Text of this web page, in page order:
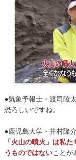
●気象予報士・渡司陵太
恐ろしいですね。
●鹿児島大学・井村隆
「火山の噴火」は私
うものではないことが